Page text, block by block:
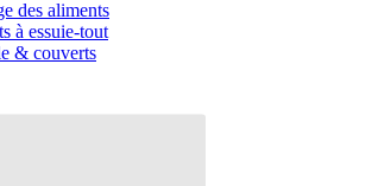
des aliments
à essuie-tout
& couverts